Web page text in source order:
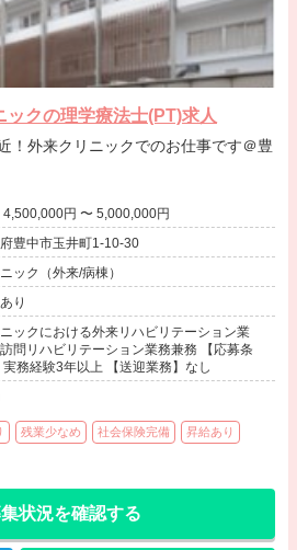
ックの理学療法士(PT)求人
年収 4,500,000円 〜 5,000,000円
豊中市玉井町1-10-30
ック（外来/病棟）
り
ックにおける外来リハビリテーション業
問リハビリテーション業務兼務 【応募条
実務経験3年以上 【送迎業務】なし
残業少なめ 社会保険完備 昇給あり
状況を確認する